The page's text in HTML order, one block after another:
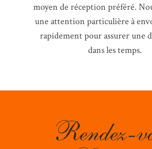
moyen de réception préféré.
une attention particulière à
rapidement pour assurer une
dans les temps.